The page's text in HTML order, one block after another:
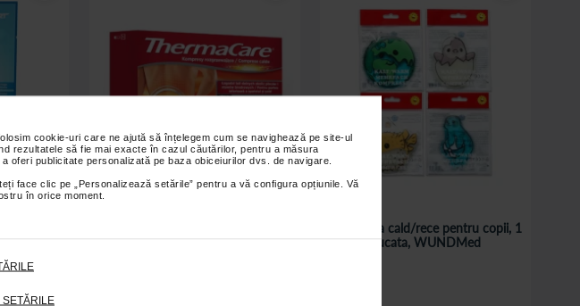
cookie-uri care ne ajută să înțelegem cum se navighează pe site-ul
rezultatele să fie mai exacte în cazul căutărilor, pentru a măsura
publicitate personalizată pe baza obiceiurilor dvs. de navigare.
face clic pe „Personalizează setările” pentru a vă configura opțiunile. Vă
în orice moment.
SETĂRILE
Compresa cald/rece pentru copii, 1
bucata, WUNDMed